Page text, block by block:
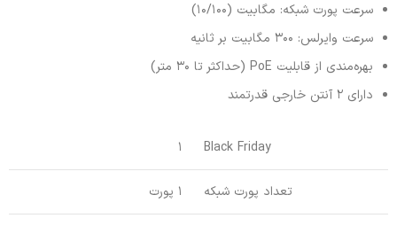
سرعت پورت شبکه: مگابیت (10/100)
سرعت وایرلس: 300 مگابیت بر ثانیه
بهره‌مندی از قابلیت PoE (حداکثر تا 30 متر)
دارای 2 آنتن خارجی قدرتمند
Black Friday
1
تعداد پورت شبکه 1 پورت